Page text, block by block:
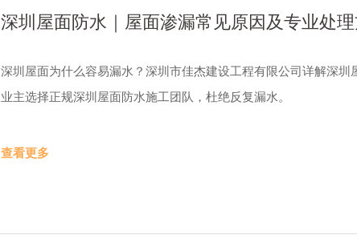
深圳屋面防水｜屋面渗漏常见原因及专业处
深圳屋面为什么容易漏水？深圳市佳杰建设工程有限公司详解深
业主选择正规深圳屋面防水施工团队，杜绝反复漏水。
查看更多